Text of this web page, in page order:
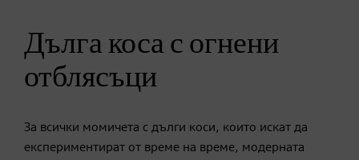
Дълга коса с огнени
отблясъци
За всички момичета с дълги коси, които искат да
експериментират от време на време, модерната